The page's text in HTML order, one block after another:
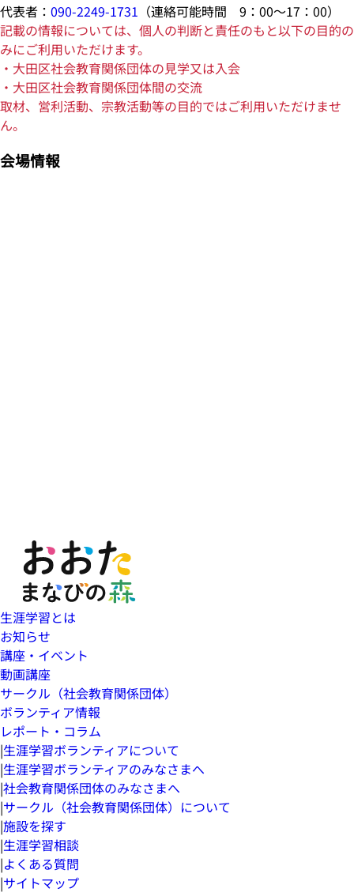
代表者： 090-2249-1731 （連絡可能時間 9：00～17：00）
記載の情報については、個人の判断と責任のもと以下の目的の
みにご利用いただけます。
・大田区社会教育関係団体の見学又は入会
・大田区社会教育関係団体間の交流
取材、営利活動、宗教活動等の目的ではご利用いただけませ
ん。
会場情報
生涯学習とは
お知らせ
講座・イベント
動画講座
サークル（社会教育関係団体）
ボランティア情報
レポート・コラム
|生涯学習ボランティアについて
|生涯学習ボランティアのみなさまへ
|社会教育関係団体のみなさまへ
|サークル（社会教育関係団体）について
|施設を探す
|生涯学習相談
|よくある質問
|サイトマップ